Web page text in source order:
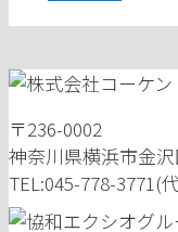
〒236-0002
神奈川県横浜市金
TEL:045-778-3771(